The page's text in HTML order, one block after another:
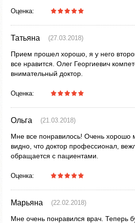
Оценка:
Татьяна (27.03.2018)
Прием прошел хорошо, я у него
все нравится. Олег Георгиевич
внимательный доктор.
Оценка:
Ольга (21.03.2018)
Мне все понравилось! Очень хорошо
видно, что доктор профессионал,
обращается с пациентами.
Оценка:
Марьяна (22.02.2018)
Мне очень понравился врач. Теперь